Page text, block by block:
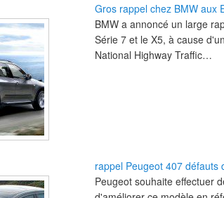
Gros rappel chez BMW aux
BMW a annoncé un large
Série 7 et le X5, à cause
National Highway Traffic…
rappel Peugeot 407 défauts
Peugeot souhaite effectuer